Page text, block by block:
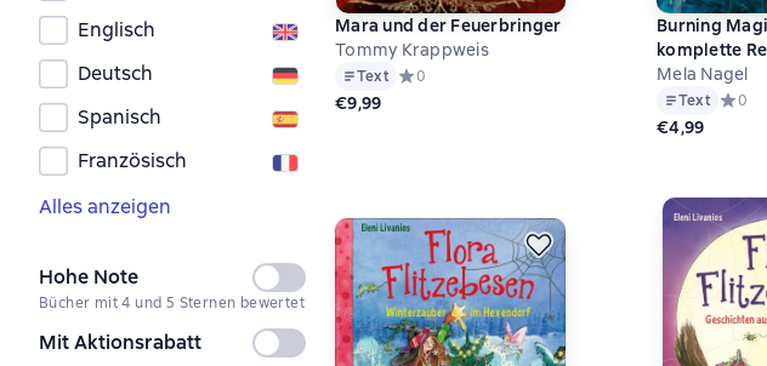
Englisch
Deutsch
Spanisch
Französisch
Alles anzeigen
Hohe Note
Nicht
ausgewählt
Bücher mit 4 und 5 Sternen bewertet
Mit Aktionsrabatt
Nicht
Mara und der Feuerbringer
Tommy Krappweis
Text Средний рейтинг 0 на основе 0 оценок
0
€9,99
Burning
komplette
im Bundle
Mela Nagel
Text 0
€4,99